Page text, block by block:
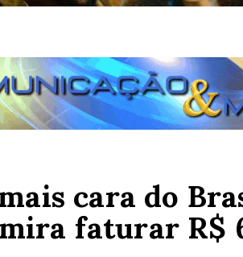
cara do
faturar R$